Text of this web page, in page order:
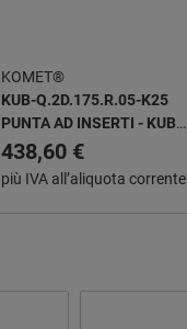
KOMET®
KUB-Q.2D.175.R.05-K25
PUNTA AD INSERTI - KUB
QUATRON
438,60 €
più IVA all’aliquota corrente